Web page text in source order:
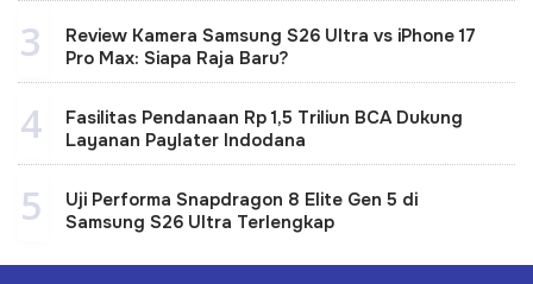
3
Review Kamera Samsung S26 Ultra vs iPhone 17
Pro Max: Siapa Raja Baru?
4
Fasilitas Pendanaan Rp 1,5 Triliun BCA Dukung
Layanan Paylater Indodana
5
Uji Performa Snapdragon 8 Elite Gen 5 di
Samsung S26 Ultra Terlengkap